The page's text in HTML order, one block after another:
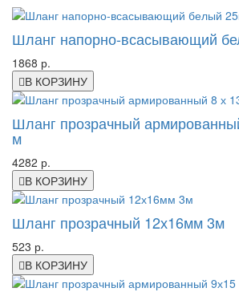
Шланг напорно-всасывающий
1868 р.
В КОРЗИНУ
Шланг прозрачный
м
4282 р.
В КОРЗИНУ
Шланг прозрачный 12х16мм 3м
523 р.
В КОРЗИНУ